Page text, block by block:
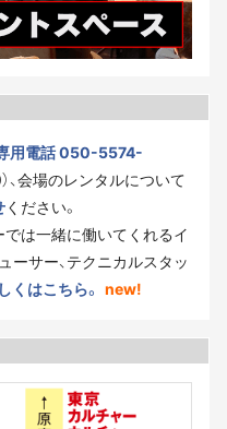
用電話 050-5574-
、会場のレンタルについて
ください。
は一緒に働いてくれるイ
ーサー、テクニカルスタッ
くはこちら。 new!